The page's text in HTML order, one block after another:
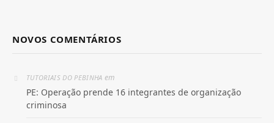
NOVOS COMENTÁRIOS
TUTORIAIS DO PEBINHA em
PE: Operação prende 16 integrantes de organização
criminosa